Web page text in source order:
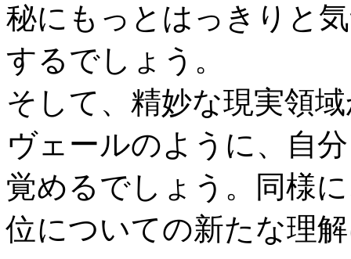
秘にもっとはっきりと
するでしょう。
そして、精妙な現実領
ヴェールのように、自
覚めるでしょう。同様
位についての新たな理